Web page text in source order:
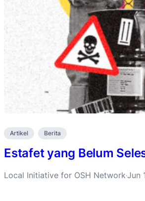
Artikel Berita
Estafet yang Belum
Local Initiative for OSH Network·Jun